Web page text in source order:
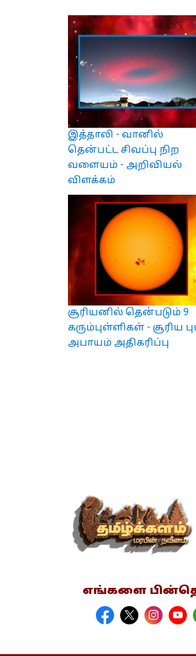
இத்தாலி - வானில்
தென்பட்ட சிவப்பு நிற
வளையம் - அறிவியல்
விளக்கம்
சூரியனில் தென்படும் 9
கரும்புள்ளிகள் - சூரிய
அபாயம் அதிகரிப்பு
எங்களை